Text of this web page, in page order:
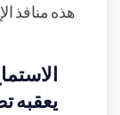
هذه منافذ
يعقبه